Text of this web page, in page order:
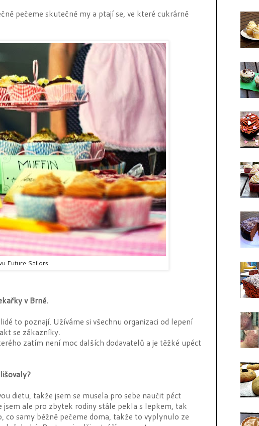
pečeme skutečně my a ptají se, ve které cukrárně
Future Sailors
v Brně.
to poznají. Užíváme si všechnu organizaci od lepení
se zákazníky.
zatím není moc dalších dodavatelů a je těžké upéct
dietu, takže jsem se musela pro sebe naučit péct
ale pro zbytek rodiny stále pekla s lepkem, tak
samy běžně pečeme doma, takže to vyplynulo ze